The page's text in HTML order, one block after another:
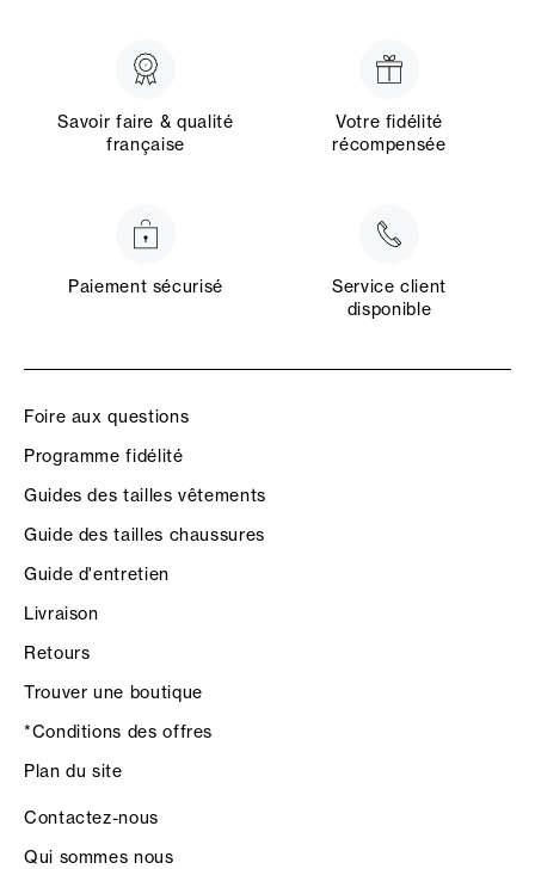
Savoir faire & qualité
française
Votre fidélité
récompensée
Paiement sécurisé
Service client
disponible
Foire aux questions
Programme fidélité
Guides des tailles vêtements
Guide des tailles chaussures
Guide d'entretien
Livraison
Retours
Trouver une boutique
*Conditions des offres
Plan du site
Contactez-nous
Qui sommes nous